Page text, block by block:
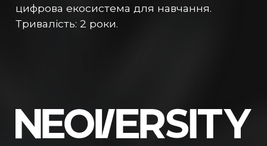
цифрова екосистема для навчання.
Тривалість: 2 роки.